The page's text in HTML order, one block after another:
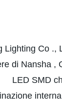
Lighting Co
di Nansha
LED SMD